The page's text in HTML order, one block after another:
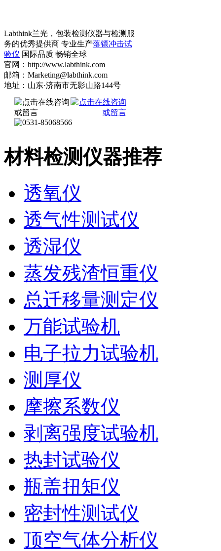
Labthink兰光，包装检测仪器与检测服
务的优秀提供商 专业生产落镖冲击试
验仪 国际品质 畅销全球
官网：http://www.labthink.com
邮箱：Marketing@labthink.com
地址：山东·济南市无影山路144号
材料检测仪器推荐
透氧仪
透气性测试仪
透湿仪
蒸发残渣恒重仪
总迁移量测定仪
万能试验机
电子拉力试验机
测厚仪
摩擦系数仪
剥离强度试验机
热封试验仪
瓶盖扭矩仪
密封性测试仪
顶空气体分析仪